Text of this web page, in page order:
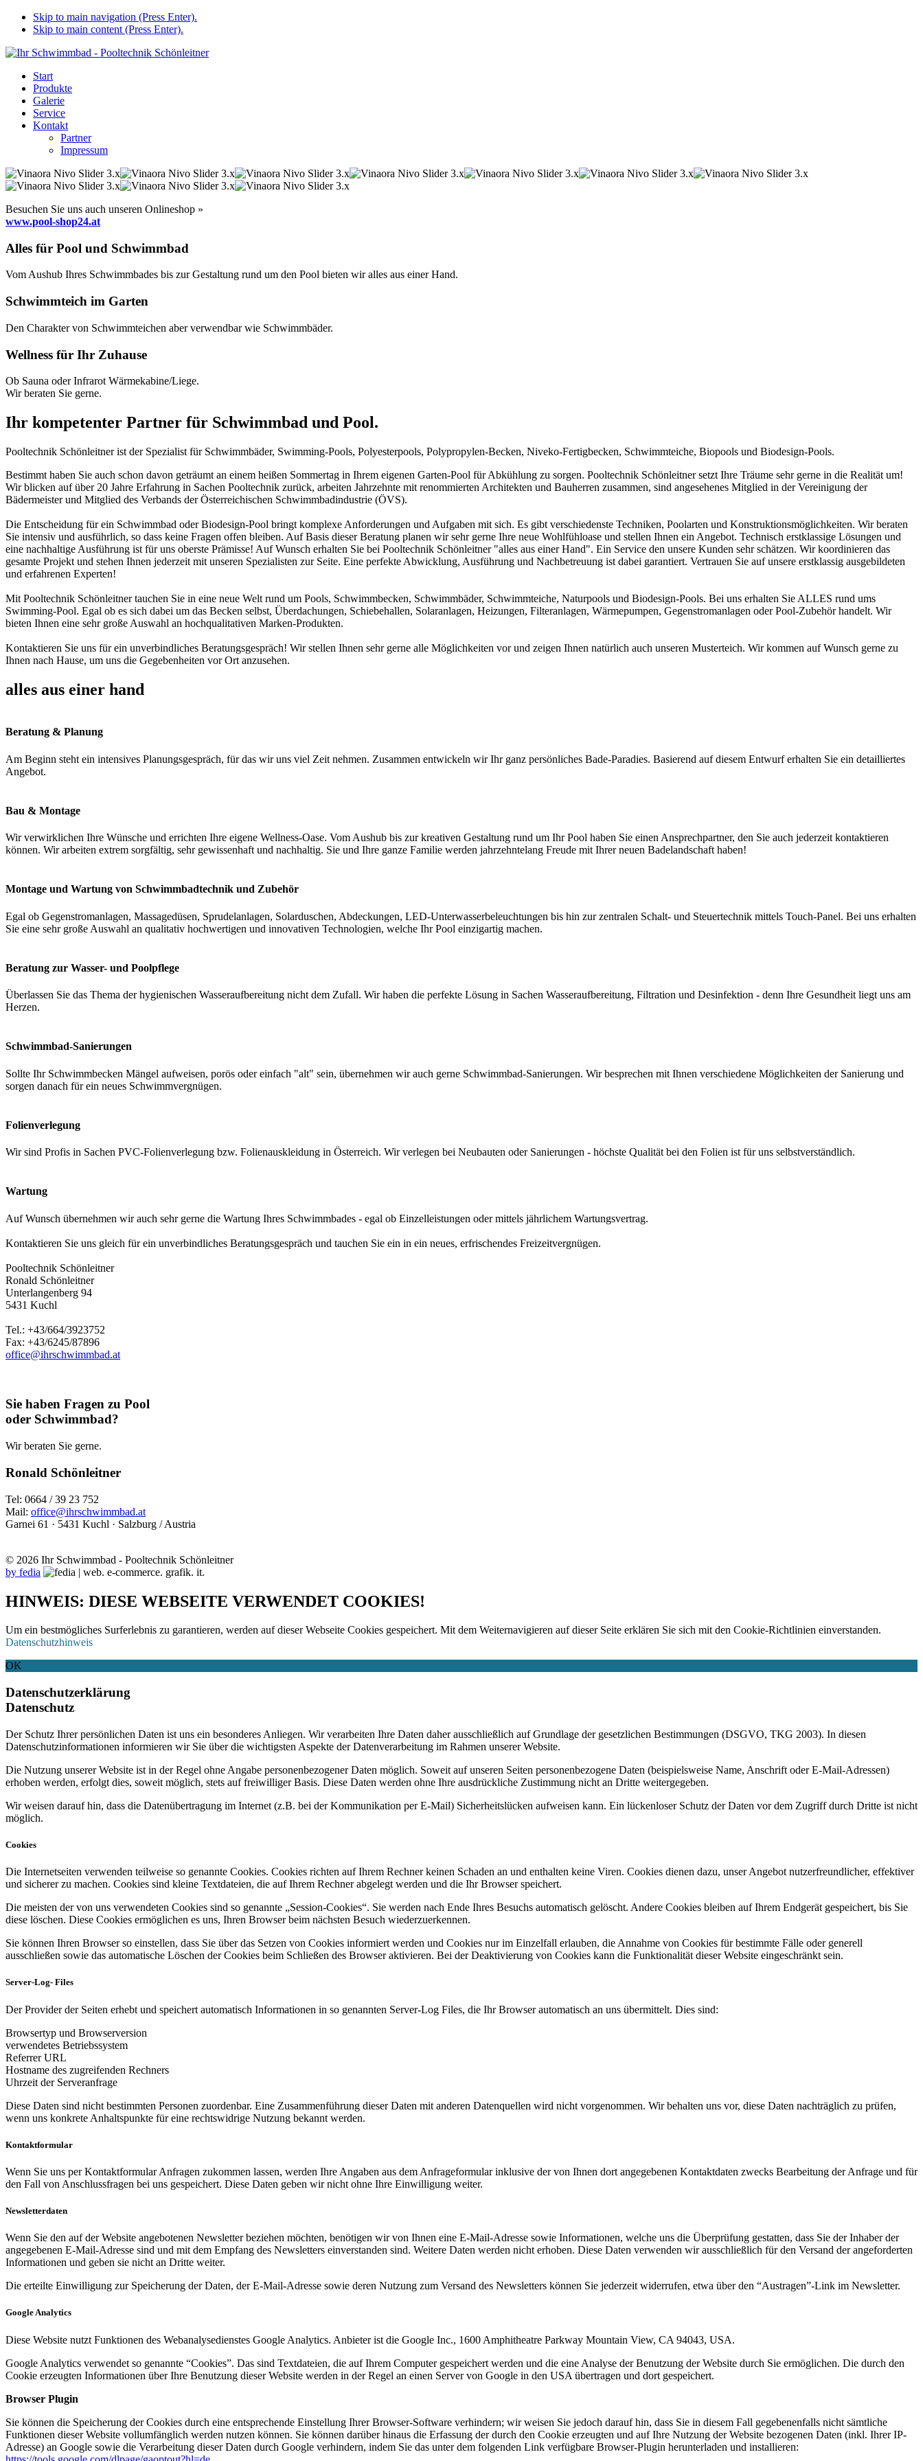
Skip to main navigation (Press Enter).
Skip to main content (Press Enter).
Start
Produkte
Galerie
Service
Kontakt
Partner
Impressum
Besuchen Sie uns auch unseren Onlineshop »
www.pool-shop24.at
Alles für Pool und Schwimmbad
Vom Aushub Ihres Schwimmbades bis zur Gestaltung rund um den Pool bieten wir alles aus einer Hand.
Schwimmteich im Garten
Den Charakter von Schwimmteichen aber verwendbar wie Schwimmbäder.
Wellness für Ihr Zuhause
Ob Sauna oder Infrarot Wärmekabine/Liege.
Wir beraten Sie gerne.
Ihr kompetenter Partner für Schwimmbad und Pool.
Pooltechnik Schönleitner ist der Spezialist für Schwimmbäder, Swimming-Pools, Polyesterpools, Polypropylen-Becken, Niveko-Fertigbecken, Schwimmteiche, Biopools und Biodesign-Pools.
Bestimmt haben Sie auch schon davon geträumt an einem heißen Sommertag in Ihrem eigenen Garten-Pool für Abkühlung zu sorgen. Pooltechnik Schönleitner setzt Ihre Träume sehr gerne in die Realität um!
Wir blicken auf über 20 Jahre Erfahrung in Sachen Pooltechnik zurück, arbeiten Jahrzehnte mit renommierten Architekten und Bauherren zusammen, sind angesehenes Mitglied in der Vereinigung der
Bädermeister und Mitglied des Verbands der Österreichischen Schwimmbadindustrie (ÖVS).
Die Entscheidung für ein Schwimmbad oder Biodesign-Pool bringt komplexe Anforderungen und Aufgaben mit sich. Es gibt verschiedenste Techniken, Poolarten und Konstruktionsmöglichkeiten. Wir beraten
Sie intensiv und ausführlich, so dass keine Fragen offen bleiben. Auf Basis dieser Beratung planen wir sehr gerne Ihre neue Wohlfühloase und stellen Ihnen ein Angebot. Technisch erstklassige Lösungen und
eine nachhaltige Ausführung ist für uns oberste Prämisse! Auf Wunsch erhalten Sie bei Pooltechnik Schönleitner "alles aus einer Hand". Ein Service den unsere Kunden sehr schätzen. Wir koordinieren das
gesamte Projekt und stehen Ihnen jederzeit mit unseren Spezialisten zur Seite. Eine perfekte Abwicklung, Ausführung und Nachbetreuung ist dabei garantiert. Vertrauen Sie auf unsere erstklassig ausgebildeten
und erfahrenen Experten!
Mit Pooltechnik Schönleitner tauchen Sie in eine neue Welt rund um Pools, Schwimmbecken, Schwimmbäder, Schwimmteiche, Naturpools und Biodesign-Pools. Bei uns erhalten Sie ALLES rund ums
Swimming-Pool. Egal ob es sich dabei um das Becken selbst, Überdachungen, Schiebehallen, Solaranlagen, Heizungen, Filteranlagen, Wärmepumpen, Gegenstromanlagen oder Pool-Zubehör handelt. Wir
bieten Ihnen eine sehr große Auswahl an hochqualitativen Marken-Produkten.
Kontaktieren Sie uns für ein unverbindliches Beratungsgespräch! Wir stellen Ihnen sehr gerne alle Möglichkeiten vor und zeigen Ihnen natürlich auch unseren Musterteich. Wir kommen auf Wunsch gerne zu
Ihnen nach Hause, um uns die Gegebenheiten vor Ort anzusehen.
alles aus einer hand
Beratung & Planung
Am Beginn steht ein intensives Planungsgespräch, für das wir uns viel Zeit nehmen. Zusammen entwickeln wir Ihr ganz persönliches Bade-Paradies. Basierend auf diesem Entwurf erhalten Sie ein detailliertes
Angebot.
Bau & Montage
Wir verwirklichen Ihre Wünsche und errichten Ihre eigene Wellness-Oase. Vom Aushub bis zur kreativen Gestaltung rund um Ihr Pool haben Sie einen Ansprechpartner, den Sie auch jederzeit kontaktieren
können. Wir arbeiten extrem sorgfältig, sehr gewissenhaft und nachhaltig. Sie und Ihre ganze Familie werden jahrzehntelang Freude mit Ihrer neuen Badelandschaft haben!
Montage und Wartung von Schwimmbadtechnik und Zubehör
Egal ob Gegenstromanlagen, Massagedüsen, Sprudelanlagen, Solarduschen, Abdeckungen, LED-Unterwasserbeleuchtungen bis hin zur zentralen Schalt- und Steuertechnik mittels Touch-Panel. Bei uns erhalten
Sie eine sehr große Auswahl an qualitativ hochwertigen und innovativen Technologien, welche Ihr Pool einzigartig machen.
Beratung zur Wasser- und Poolpflege
Überlassen Sie das Thema der hygienischen Wasseraufbereitung nicht dem Zufall. Wir haben die perfekte Lösung in Sachen Wasseraufbereitung, Filtration und Desinfektion - denn Ihre Gesundheit liegt uns am
Herzen.
Schwimmbad-Sanierungen
Sollte Ihr Schwimmbecken Mängel aufweisen, porös oder einfach "alt" sein, übernehmen wir auch gerne Schwimmbad-Sanierungen. Wir besprechen mit Ihnen verschiedene Möglichkeiten der Sanierung und
sorgen danach für ein neues Schwimmvergnügen.
Folienverlegung
Wir sind Profis in Sachen PVC-Folienverlegung bzw. Folienauskleidung in Österreich. Wir verlegen bei Neubauten oder Sanierungen - höchste Qualität bei den Folien ist für uns selbstverständlich.
Wartung
Auf Wunsch übernehmen wir auch sehr gerne die Wartung Ihres Schwimmbades - egal ob Einzelleistungen oder mittels jährlichem Wartungsvertrag.
Kontaktieren Sie uns gleich für ein unverbindliches Beratungsgespräch und tauchen Sie ein in ein neues, erfrischendes Freizeitvergnügen.
Pooltechnik Schönleitner
Ronald Schönleitner
Unterlangenberg 94
5431 Kuchl
Tel.: +43/664/3923752
Fax: +43/6245/87896
office@ihrschwimmbad.at
Sie haben Fragen zu Pool
oder Schwimmbad?
Wir beraten Sie gerne.
Ronald Schönleitner
Tel: 0664 / 39 23 752
Mail: office@ihrschwimmbad.at
Garnei 61 · 5431 Kuchl · Salzburg / Austria
© 2026 Ihr Schwimmbad - Pooltechnik Schönleitner
by fedia
HINWEIS: DIESE WEBSEITE VERWENDET COOKIES!
Um ein bestmögliches Surferlebnis zu garantieren, werden auf dieser Webseite Cookies gespeichert. Mit dem Weiternavigieren auf dieser Seite erklären Sie sich mit den Cookie-Richtlinien einverstanden.
Datenschutzhinweis
OK
Datenschutzerklärung
Datenschutz
Der Schutz Ihrer persönlichen Daten ist uns ein besonderes Anliegen. Wir verarbeiten Ihre Daten daher ausschließlich auf Grundlage der gesetzlichen Bestimmungen (DSGVO, TKG 2003). In diesen
Datenschutzinformationen informieren wir Sie über die wichtigsten Aspekte der Datenverarbeitung im Rahmen unserer Website.
Die Nutzung unserer Website ist in der Regel ohne Angabe personenbezogener Daten möglich. Soweit auf unseren Seiten personenbezogene Daten (beispielsweise Name, Anschrift oder E-Mail-Adressen)
erhoben werden, erfolgt dies, soweit möglich, stets auf freiwilliger Basis. Diese Daten werden ohne Ihre ausdrückliche Zustimmung nicht an Dritte weitergegeben.
Wir weisen darauf hin, dass die Datenübertragung im Internet (z.B. bei der Kommunikation per E-Mail) Sicherheitslücken aufweisen kann. Ein lückenloser Schutz der Daten vor dem Zugriff durch Dritte ist nicht
möglich.
Cookies
Die Internetseiten verwenden teilweise so genannte Cookies. Cookies richten auf Ihrem Rechner keinen Schaden an und enthalten keine Viren. Cookies dienen dazu, unser Angebot nutzerfreundlicher, effektiver
und sicherer zu machen. Cookies sind kleine Textdateien, die auf Ihrem Rechner abgelegt werden und die Ihr Browser speichert.
Die meisten der von uns verwendeten Cookies sind so genannte „Session-Cookies“. Sie werden nach Ende Ihres Besuchs automatisch gelöscht. Andere Cookies bleiben auf Ihrem Endgerät gespeichert, bis Sie
diese löschen. Diese Cookies ermöglichen es uns, Ihren Browser beim nächsten Besuch wiederzuerkennen.
Sie können Ihren Browser so einstellen, dass Sie über das Setzen von Cookies informiert werden und Cookies nur im Einzelfall erlauben, die Annahme von Cookies für bestimmte Fälle oder generell
ausschließen sowie das automatische Löschen der Cookies beim Schließen des Browser aktivieren. Bei der Deaktivierung von Cookies kann die Funktionalität dieser Website eingeschränkt sein.
Server-Log- Files
Der Provider der Seiten erhebt und speichert automatisch Informationen in so genannten Server-Log Files, die Ihr Browser automatisch an uns übermittelt. Dies sind:
Browsertyp und Browserversion
verwendetes Betriebssystem
Referrer URL
Hostname des zugreifenden Rechners
Uhrzeit der Serveranfrage
Diese Daten sind nicht bestimmten Personen zuordenbar. Eine Zusammenführung dieser Daten mit anderen Datenquellen wird nicht vorgenommen. Wir behalten uns vor, diese Daten nachträglich zu prüfen,
wenn uns konkrete Anhaltspunkte für eine rechtswidrige Nutzung bekannt werden.
Kontaktformular
Wenn Sie uns per Kontaktformular Anfragen zukommen lassen, werden Ihre Angaben aus dem Anfrageformular inklusive der von Ihnen dort angegebenen Kontaktdaten zwecks Bearbeitung der Anfrage und für
den Fall von Anschlussfragen bei uns gespeichert. Diese Daten geben wir nicht ohne Ihre Einwilligung weiter.
Newsletterdaten
Wenn Sie den auf der Website angebotenen Newsletter beziehen möchten, benötigen wir von Ihnen eine E-Mail-Adresse sowie Informationen, welche uns die Überprüfung gestatten, dass Sie der Inhaber der
angegebenen E-Mail-Adresse sind und mit dem Empfang des Newsletters einverstanden sind. Weitere Daten werden nicht erhoben. Diese Daten verwenden wir ausschließlich für den Versand der angeforderten
Informationen und geben sie nicht an Dritte weiter.
Die erteilte Einwilligung zur Speicherung der Daten, der E-Mail-Adresse sowie deren Nutzung zum Versand des Newsletters können Sie jederzeit widerrufen, etwa über den “Austragen”-Link im Newsletter.
Google Analytics
Diese Website nutzt Funktionen des Webanalysedienstes Google Analytics. Anbieter ist die Google Inc., 1600 Amphitheatre Parkway Mountain View, CA 94043, USA.
Google Analytics verwendet so genannte “Cookies”. Das sind Textdateien, die auf Ihrem Computer gespeichert werden und die eine Analyse der Benutzung der Website durch Sie ermöglichen. Die durch den
Cookie erzeugten Informationen über Ihre Benutzung dieser Website werden in der Regel an einen Server von Google in den USA übertragen und dort gespeichert.
Browser Plugin
Sie können die Speicherung der Cookies durch eine entsprechende Einstellung Ihrer Browser-Software verhindern; wir weisen Sie jedoch darauf hin, dass Sie in diesem Fall gegebenenfalls nicht sämtliche
Funktionen dieser Website vollumfänglich werden nutzen können. Sie können darüber hinaus die Erfassung der durch den Cookie erzeugten und auf Ihre Nutzung der Website bezogenen Daten (inkl. Ihrer IP-
Adresse) an Google sowie die Verarbeitung dieser Daten durch Google verhindern, indem Sie das unter dem folgenden Link verfügbare Browser-Plugin herunterladen und installieren: